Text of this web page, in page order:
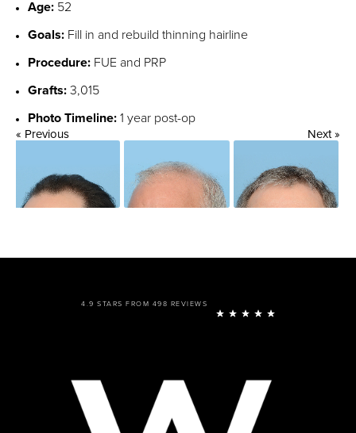
Age: 52
Goals: Fill in and rebuild thinning hairline
Procedure: FUE and PRP
Grafts: 3,015
Photo Timeline: 1 year post-op
« Previous Next »
4.9 STARS FROM 498 REVIEWS